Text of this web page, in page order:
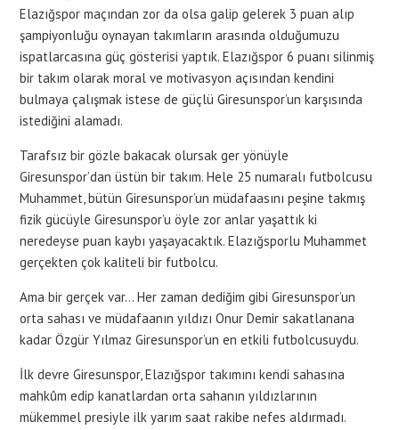
Elazığspor maçından zor da olsa galip gelerek 3 puan alıp
şampiyonluğu oynayan takımların arasında olduğumuzu
ispatlarcasına güç gösterisi yaptık. Elazığspor 6 puanı silinmiş
bir takım olarak moral ve motivasyon açısından kendini
bulmaya çalışmak istese de güçlü Giresunspor’un karşısında
istediğini alamadı.
Tarafsız bir gözle bakacak olursak ger yönüyle
Giresunspor’dan üstün bir takım. Hele 25 numaralı futbolcusu
Muhammet, bütün Giresunspor’un müdafaasını peşine takmış
fizik gücüyle Giresunspor’u öyle zor anlar yaşattık ki
neredeyse puan kaybı yaşayacaktık. Elazığsporlu Muhammet
gerçekten çok kaliteli bir futbolcu.
Ama bir gerçek var… Her zaman dediğim gibi Giresunspor’un
orta sahası ve müdafaanın yıldızı Onur Demir sakatlanana
kadar Özgür Yılmaz Giresunspor’un en etkili futbolcusuydu.
İlk devre Giresunspor, Elazığspor takımını kendi sahasına
mahkûm edip kanatlardan orta sahanın yıldızlarının
mükemmel presiyle ilk yarım saat rakibe nefes aldırmadı.